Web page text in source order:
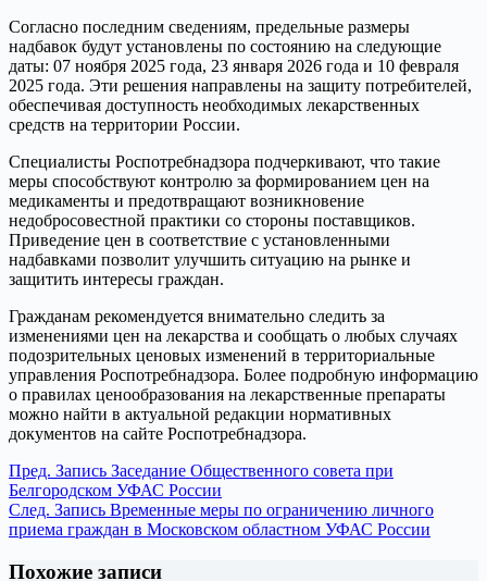
Согласно последним сведениям, предельные размеры
надбавок будут установлены по состоянию на следующие
даты: 07 ноября 2025 года, 23 января 2026 года и 10 февраля
2025 года. Эти решения направлены на защиту потребителей,
обеспечивая доступность необходимых лекарственных
средств на территории России.
Специалисты Роспотребнадзора подчеркивают, что такие
меры способствуют контролю за формированием цен на
медикаменты и предотвращают возникновение
недобросовестной практики со стороны поставщиков.
Приведение цен в соответствие с установленными
надбавками позволит улучшить ситуацию на рынке и
защитить интересы граждан.
Гражданам рекомендуется внимательно следить за
изменениями цен на лекарства и сообщать о любых случаях
подозрительных ценовых изменений в территориальные
управления Роспотребнадзора. Более подробную информацию
о правилах ценообразования на лекарственные препараты
можно найти в актуальной редакции нормативных
документов на сайте Роспотребнадзора.
Пред. Запись Заседание Общественного совета при
Белгородском УФАС России
След. Запись Временные меры по ограничению личного
приема граждан в Московском областном УФАС России
Похожие записи